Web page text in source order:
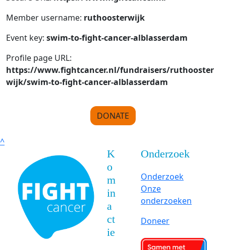
Member username: ruthoosterwijk
Event key: swim-to-fight-cancer-alblasserdam
Profile page URL:
https://www.fightcancer.nl/fundraisers/ruthooster
wijk/swim-to-fight-cancer-alblasserdam
DONATE
^
K
o
m
in
a
ct
ie
Onderzoek
Onderzoek
Onze
onderzoeken
Doneer